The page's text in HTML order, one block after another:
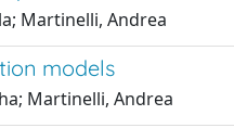
Martinelli, Andrea
models
Martinelli, Andrea